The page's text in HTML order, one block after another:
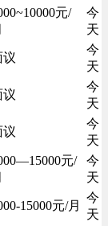
元/
今
天
议
今
天
议
今
天
议
今
天
元/
今
天
15000元/月
今
天